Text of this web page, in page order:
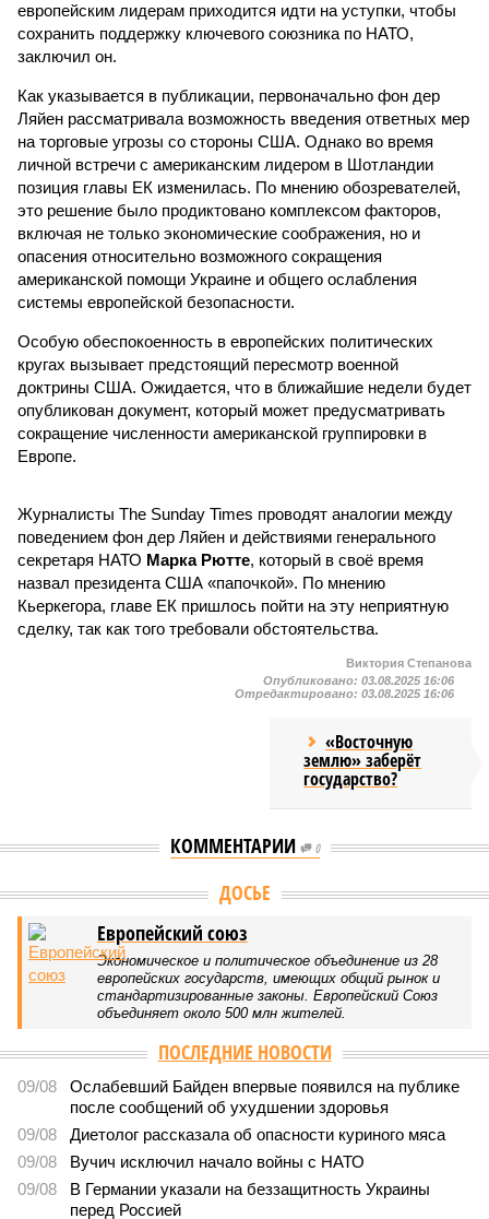
европейским лидерам приходится идти на уступки, чтобы
сохранить поддержку ключевого союзника по НАТО,
заключил он.
Как указывается в публикации, первоначально фон дер
Ляйен рассматривала возможность введения ответных мер
на торговые угрозы со стороны США. Однако во время
личной встречи с американским лидером в Шотландии
позиция главы ЕК изменилась. По мнению обозревателей,
это решение было продиктовано комплексом факторов,
включая не только экономические соображения, но и
опасения относительно возможного сокращения
американской помощи Украине и общего ослабления
системы европейской безопасности.
Особую обеспокоенность в европейских политических
кругах вызывает предстоящий пересмотр военной
доктрины США. Ожидается, что в ближайшие недели будет
опубликован документ, который может предусматривать
сокращение численности американской группировки в
Европе.
Журналисты The Sunday Times проводят аналогии между
поведением фон дер Ляйен и действиями генерального
секретаря НАТО Марка Рютте, который в своё время
назвал президента США «папочкой». По мнению
Кьеркегора, главе ЕК пришлось пойти на эту неприятную
сделку, так как того требовали обстоятельства.
Виктория Степанова
Опубликовано: 03.08.2025 16:06
Отредактировано: 03.08.2025 16:06
«Восточную
землю» заберёт
государство?
КОММЕНТАРИИ 0
Версия //Власть //По итогам минувшей недели очки набирают мэр
Москвы Сергей Собянин и патриарх Кирилл
По итогам минувшей недели очки набирают мэр Москвы
Сергей Собянин и патриарх Кирилл
Персоны недели: атомная бомба
По итогам минувшей недели очки набирают мэр Москвы Сергей Собянин
и патриарх Кирилл